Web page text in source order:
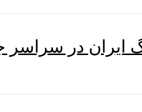
ایران در سراسر